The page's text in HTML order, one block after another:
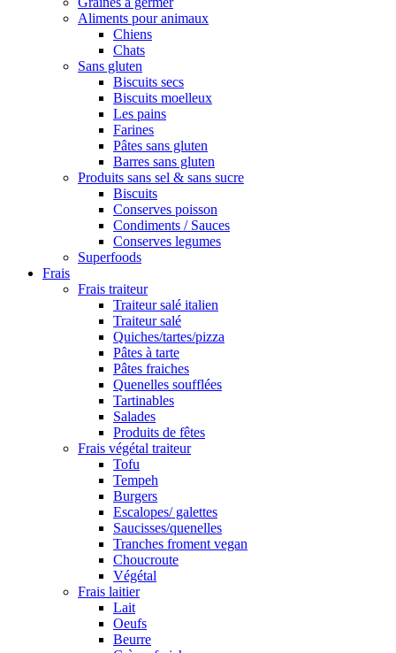
Aliments pour animaux
Chiens
Chats
Sans gluten
Biscuits secs
Biscuits moelleux
Les pains
Farines
Pâtes sans gluten
Barres sans gluten
Produits sans sel & sans sucre
Biscuits
Conserves poisson
Condiments / Sauces
Conserves legumes
Superfoods
Frais
Frais traiteur
Traiteur salé italien
Traiteur salé
Quiches/tartes/pizza
Pâtes à tarte
Pâtes fraiches
Quenelles soufflées
Tartinables
Salades
Produits de fêtes
Frais végétal traiteur
Tofu
Tempeh
Burgers
Escalopes/ galettes
Saucisses/quenelles
Tranches froment vegan
Choucroute
Végétal
Frais laitier
Lait
Oeufs
Beurre